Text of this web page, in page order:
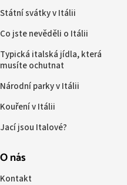
Státní svátky v Itálii
Co jste nevěděli o Itálii
Typická italská jídla, která
musíte ochutnat
Národní parky v Itálii
Kouření v Itálii
Jací jsou Italové?
O nás
Kontakt